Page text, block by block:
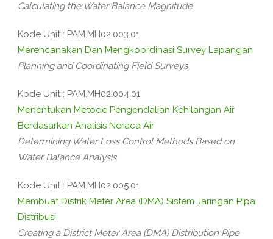
Calculating the Water Balance Magnitude
Kode Unit : PAM.MH02.003.01
Merencanakan Dan Mengkoordinasi Survey Lapangan
Planning and Coordinating Field Surveys
Kode Unit : PAM.MH02.004.01
Menentukan Metode Pengendalian Kehilangan Air
Berdasarkan Analisis Neraca Air
Determining Water Loss Control Methods Based on
Water Balance Analysis
Kode Unit : PAM.MH02.005.01
Membuat Distrik Meter Area (DMA) Sistem Jaringan Pipa
Distribusi
Creating a District Meter Area (DMA) Distribution Pipe